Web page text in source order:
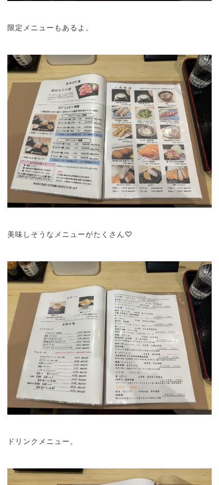
限定メニューもあるよ。
美味しそうなメニューがたくさん♡
ドリンクメニュー。